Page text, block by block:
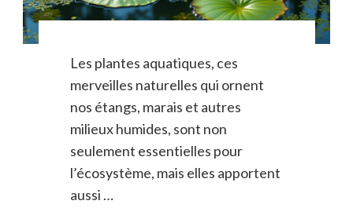
Les plantes aquatiques, ces
merveilles naturelles qui ornent
nos étangs, marais et autres
milieux humides, sont non
seulement essentielles pour
l’écosystème, mais elles apportent
aussi …